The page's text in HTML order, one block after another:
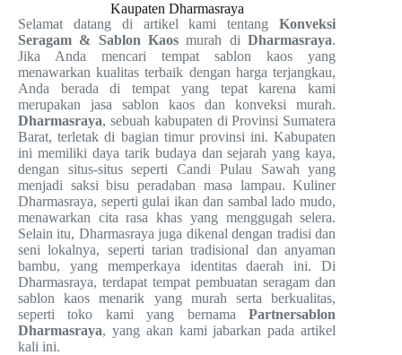
Kaupaten Dharmasraya
Selamat datang di artikel kami tentangKonveksi
Seragam & Sablon Kaos murah diDharmasraya.
Jika Anda mencari tempat sablon kaos yang
menawarkan kualitas terbaik dengan harga terjangkau,
Anda berada di tempat yang tepat karena kami
merupakan jasa sablon kaos dan konveksi murah.
Dharmasraya, sebuah kabupaten di Provinsi Sumatera
Barat, terletak di bagian timur provinsi ini. Kabupaten
ini memiliki daya tarik budaya dan sejarah yang kaya,
dengan situs-situs seperti Candi Pulau Sawah yang
menjadi saksi bisu peradaban masa lampau. Kuliner
Dharmasraya, seperti gulai ikan dan sambal lado mudo,
menawarkan cita rasa khas yang menggugah selera.
Selain itu, Dharmasraya juga dikenal dengan tradisi dan
seni lokalnya, seperti tarian tradisional dan anyaman
bambu, yang memperkaya identitas daerah ini. Di
Dharmasraya, terdapat tempat pembuatan seragam dan
sablon kaos menarik yang murah serta berkualitas,
seperti toko kami yang bernamaPartnersablon
Dharmasraya, yang akan kami jabarkan pada artikel
kali ini.